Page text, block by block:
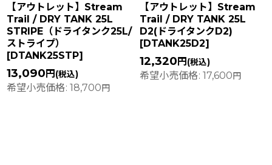
【アウトレット】Stream
Trail / DRY TANK 25L
STRIPE（ドライタンク25L/
ストライプ）
[DTANK25STP]
13,090 円 (税込)
希望小売価格: 18,700円
【アウトレット】Stream
Trail / DRY TANK 25L
D2(ドライタンクD2)
[DTANK25D2]
12,320 円 (税込)
希望小売価格: 17,600円